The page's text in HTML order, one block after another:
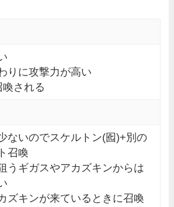
りに攻撃力が高い
喚される
ないのでスケルトン(囮)+別の
召喚
うギガスやアカズキンからは
ズキンが来ているときに召喚